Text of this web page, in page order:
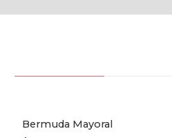
-25% OFF
Bermuda Mayoral